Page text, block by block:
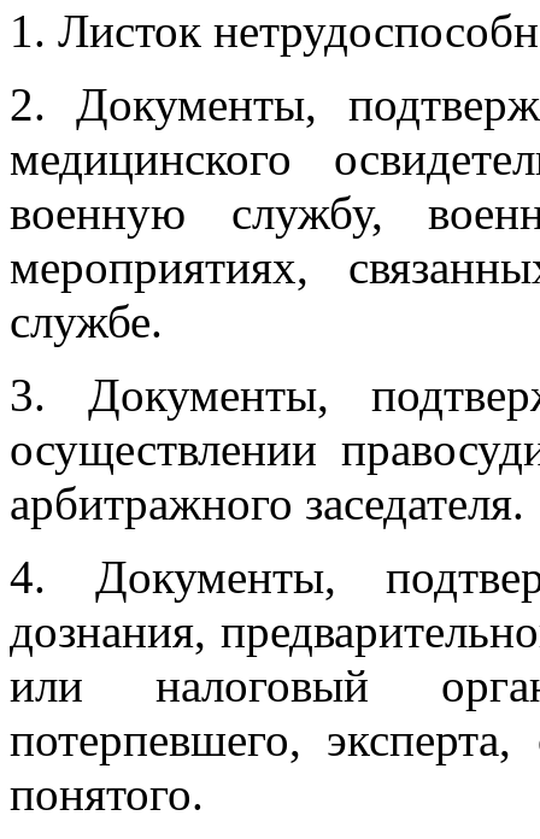
1. Листок
2. Документы,
медицинского
военную службу,
мероприятиях,
службе.
3. Документы,
осуществлении
арбитражного заседателя.
4. Документы,
дознания,
или налоговый
потерпевшего,
понятого.